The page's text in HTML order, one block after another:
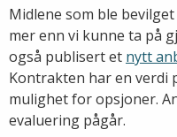
Midlene som ble
mer enn vi kunne ta på
også publisert et nytt
Kontrakten har en verdi
mulighet for opsjoner.
evaluering pågår.